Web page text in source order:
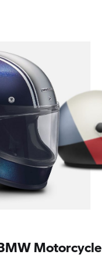
Motorcycle